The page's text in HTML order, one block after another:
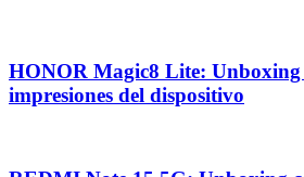
HONOR Magic8 Lite:
impresiones del dispositivo